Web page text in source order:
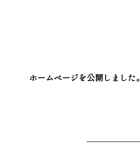
ホームページを公開しました。